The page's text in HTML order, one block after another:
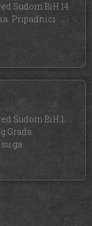
Sudom BiH 14.
Pripadnici
Sudom BiH 1.
Grada.
ga